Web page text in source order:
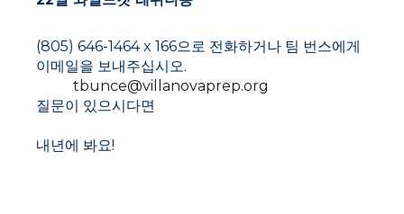
(805) 646-1464 x 166으로 전화하거나 팀 번스에게
이메일을 보내주십시오.
tbunce@villanovaprep.org
질문이 있으시다면
내년에 봐요!